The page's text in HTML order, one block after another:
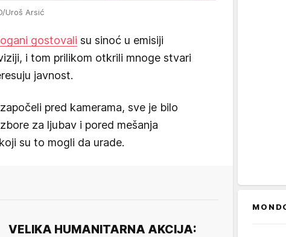
Uroš Arsić
gostovali su sinoć u emisiji
i tom prilikom otkrili mnoge stvari
javnost.
pred kamerama, sve je bilo
za ljubav i pored mešanja
su to mogli da urade.
VELIKA HUMANITARNA AKCIJA: